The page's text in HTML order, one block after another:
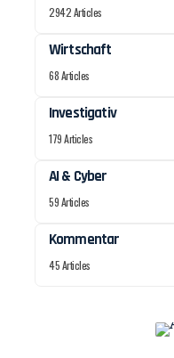
2942 Articles
Wirtschaft
68 Articles
Investigativ
179 Articles
AI & Cyber
59 Articles
Kommentar
45 Articles